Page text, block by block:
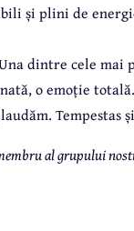
și plini de
dintre cele
o emoție totală.
Tempestas
al grupului